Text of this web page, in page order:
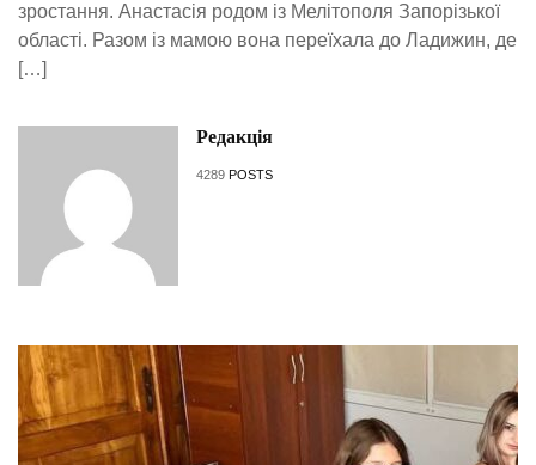
зростання. Анастасія родом із Мелітополя Запорізької
області. Разом із мамою вона переїхала до Ладижин, де
[…]
Редакція
4289 POSTS